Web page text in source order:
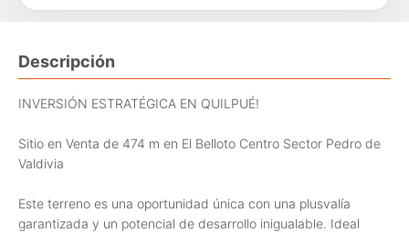
Descripción
INVERSIÓN ESTRATÉGICA EN QUILPUÉ!
Sitio en Venta de 474 m en El Belloto Centro Sector Pedro de
Valdivia
Este terreno es una oportunidad única con una plusvalía
garantizada y un potencial de desarrollo inigualable. Ideal